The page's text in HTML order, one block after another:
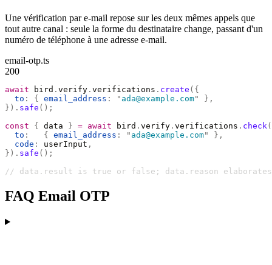
Une vérification par e-mail repose sur les deux mêmes appels que
tout autre canal : seule la forme du destinataire change, passant d'un
numéro de téléphone à une adresse e-mail.
email-otp.ts
200
await bird . verify . verifications . create ({
  to
: { email_address : " ada@example.com"
},
}). safe ();
const { data } = await bird . verify . verifications . check
  to
:
   {
email_address : " ada@example.com"
},
  code
: userInput ,
}). safe ();
// data.result is true or false; data.reason
FAQ Email OTP